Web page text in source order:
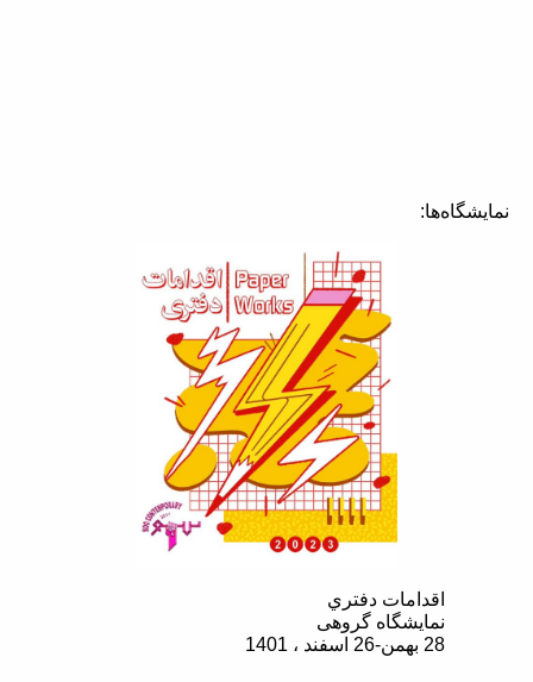
نمایشگاه‌ها:
اقدامات دفتري
نمایشگاه گروهی
28 بهمن-26 اسفند ، 1401